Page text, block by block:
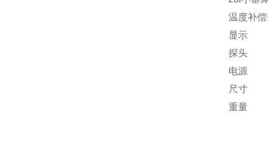
温度补
显示
探头
电源
尺寸
重量